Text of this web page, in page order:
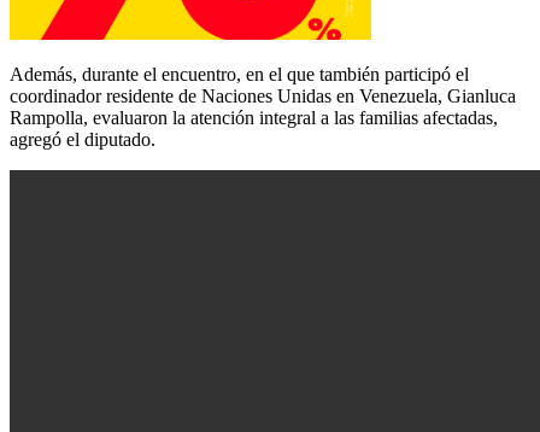
Además, durante el encuentro, en el que también participó el
coordinador residente de Naciones Unidas en Venezuela, Gianluca
Rampolla, evaluaron la atención integral a las familias afectadas,
agregó el diputado.